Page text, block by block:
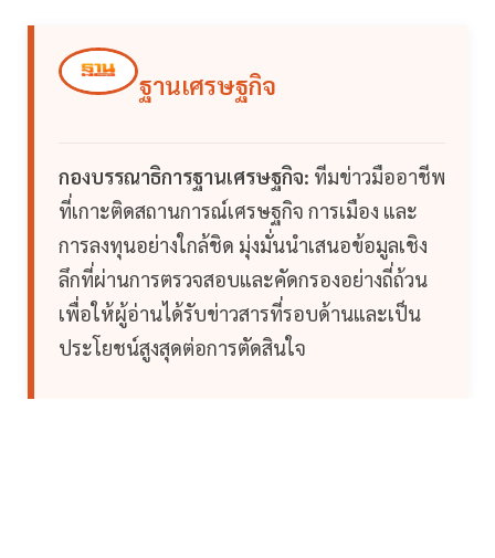
ฐานเศรษฐกิจ
กองบรรณาธิการฐานเศรษฐกิจ: ทีมข่าวมืออาชีพ
ที่เกาะติดสถานการณ์เศรษฐกิจ การเมือง และ
การลงทุนอย่างใกล้ชิด มุ่งมั่นนำเสนอข้อมูลเชิง
ลึกที่ผ่านการตรวจสอบและคัดกรองอย่างถี่ถ้วน
เพื่อให้ผู้อ่านได้รับข่าวสารที่รอบด้านและเป็น
ประโยชน์สูงสุดต่อการตัดสินใจ